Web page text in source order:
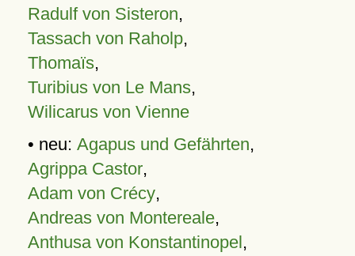
Radulf von Sisteron,
Tassach von Raholp,
Thomaïs,
Turibius von Le Mans,
Wilicarus von Vienne
• neu: Agapus und Gefährten,
Agrippa Castor,
Adam von Crécy,
Andreas von Montereale,
Anthusa von Konstantinopel,